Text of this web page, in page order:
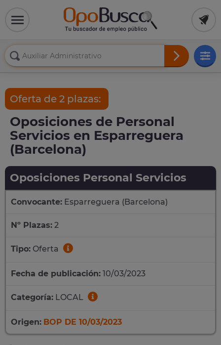
Oferta de 2 plazas:
Oposiciones de Personal
Servicios en Esparreguera
(Barcelona)
Oposiciones Personal Servicios
Convocante: Esparreguera (Barcelona)
Nº Plazas: 2
Tipo: Oferta
Fecha de publicación: 10/03/2023
Categoría: LOCAL
Origen: BOP DE 10/03/2023